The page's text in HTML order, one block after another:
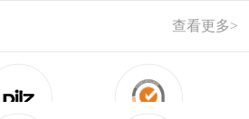
查看更多>